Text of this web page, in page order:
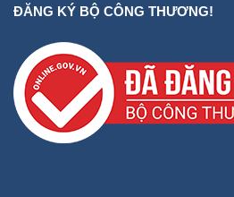
ĐĂNG KÝ BỘ CÔNG THƯƠNG!